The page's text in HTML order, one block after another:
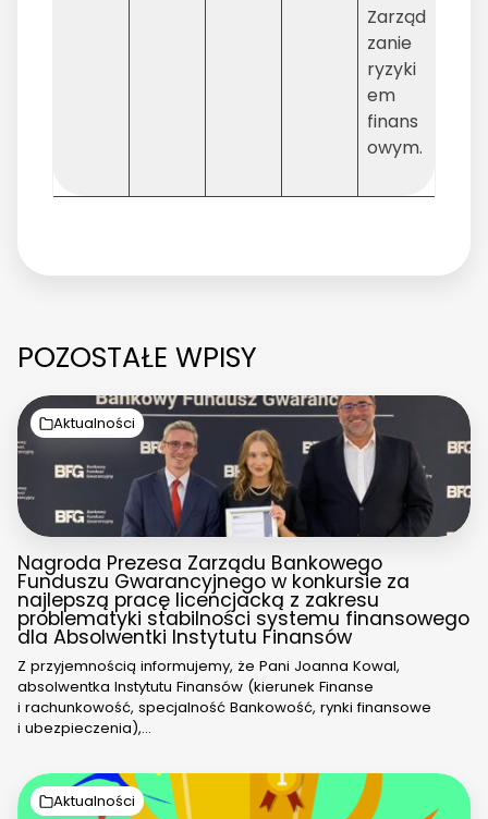
Zarząd
zanie
ryzyki
em
finans
owym.
POZOSTAŁE WPISY
Nagroda Prezesa Zarządu Bankowego
Funduszu Gwarancyjnego w konkursie za
najlepszą pracę licencjacką z zakresu
problematyki stabilności systemu finansowego
dla Absolwentki Instytutu Finansów
Z przyjemnością informujemy, że Pani Joanna Kowal,
absolwentka Instytutu Finansów (kierunek Finanse
i rachunkowość, specjalność Bankowość, rynki finansowe
i ubezpieczenia),…
Aktualności
Aktualności